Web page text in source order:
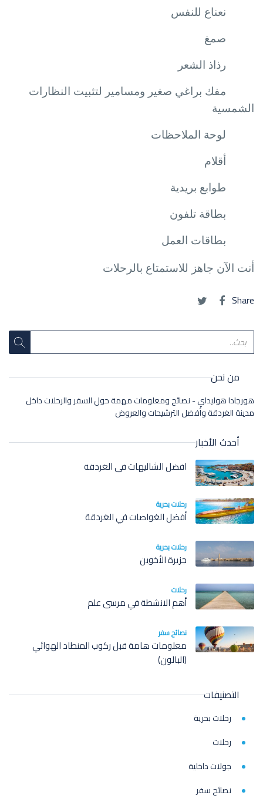
نعناع للنفس
صمغ
رذاذ الشعر
مفك براغي صغير ومسامير لتثبيت النظارات
الشمسية
لوحة الملاحظات
أقلام
طوابع بريدية
بطاقة تلفون
بطاقات العمل
أنت الآن جاهز للاستمتاع بالرحلات
Share
من نحن
هورجادا هوليداي - نصائح ومعلومات مهمة حول السفر والرحلات داخل
مدينة الغردقة وأفضل الترشيحات والعروض
أحدث الأخبار
افضل الشاليهات فى الغردقة
رحلات بحرية
أفضل الغواصات في الغردقة
رحلات بحرية
جزيرة الأخوين
رحلات
أهم الانشطة في مرسى علم
نصائح سفر
معلومات هامة قبل ركوب المنطاد الهوائي
(البالون)
التصنيفات
رحلات بحرية
رحلات
جولات داخلية
نصائح سفر